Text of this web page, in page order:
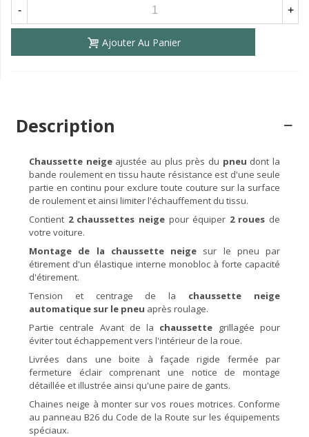
- +
Ajouter Au Panier
Description
Chaussette neige ajustée au plus près du pneu dont la
bande roulement en tissu haute résistance est d'une seule
partie en continu pour exclure toute couture sur la surface
de roulement et ainsi limiter l'échauffement du tissu.
Contient 2 chaussettes neigepour équiper 2 roues de
votre voiture.
Montage de la chaussette neige sur le pneu par
étirement d'un élastique interne monobloc à forte capacité
d'étirement.
Tension et centrage de la chaussette neige
automatique sur le pneu après roulage.
Partie centrale Avant de la chaussette grillagée pour
éviter tout échappement vers l'intérieur de la roue.
Livrées dans une boite à façade rigide fermée par
fermeture éclair comprenant une notice de montage
détaillée et illustrée ainsi qu'une paire de gants.
Chaines neige à monter sur vos roues motrices. Conforme
au panneau B26 du Code de la Route sur les équipements
spéciaux.